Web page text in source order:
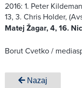
2016: 1. Peter
13, 3. Chris Holder,
Matej Žagar, 4, 16.
Borut Cvetko /
Nazaj